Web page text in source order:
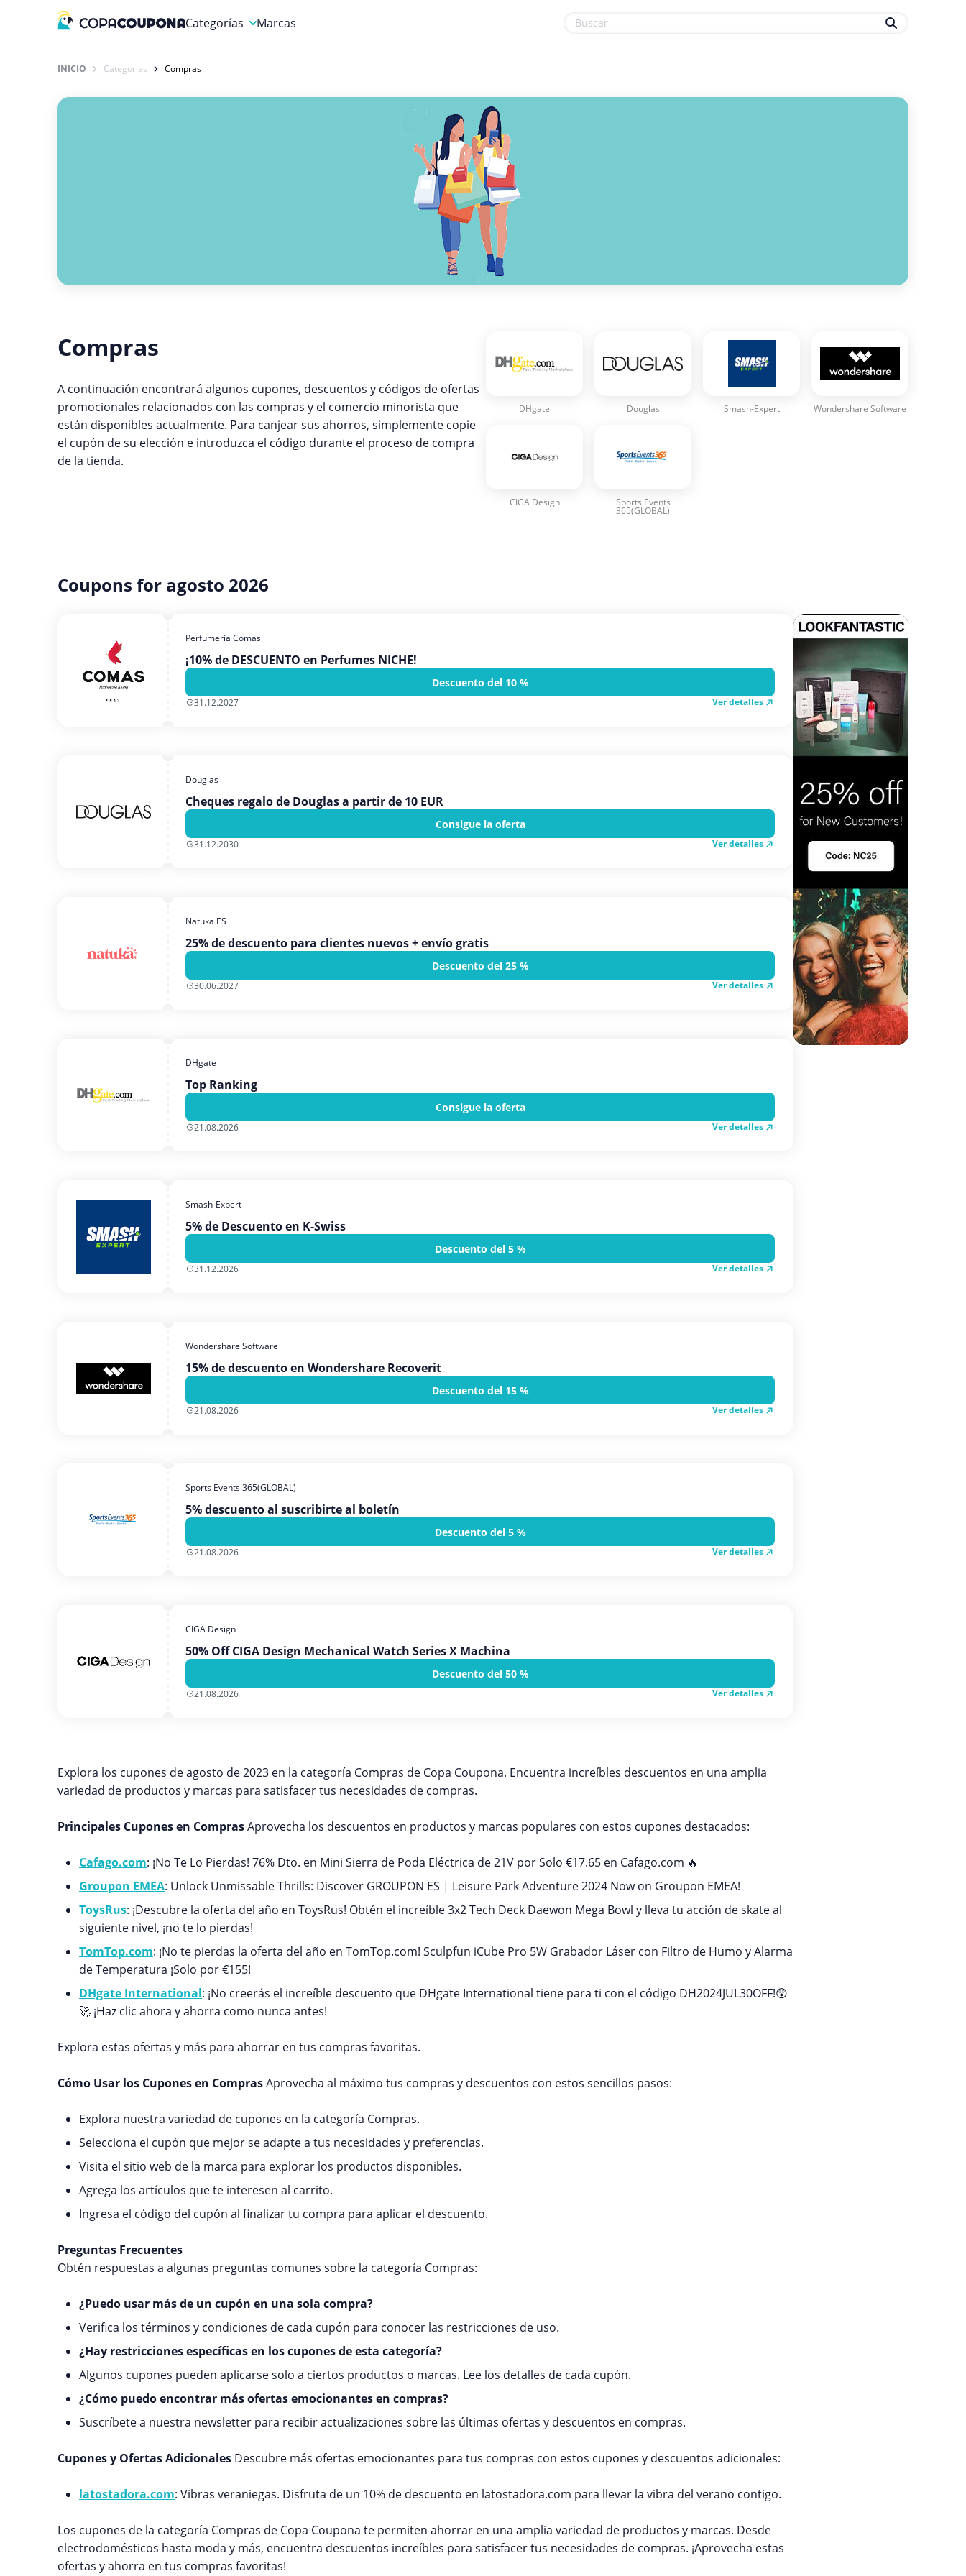
Categorías
Compras Juegos
Medios y entretenimiento
Moda y Complementos
Oficina, fotografía e impresión
Regalos y flores
Varios
Viajes
Marcas
INICIO Categorias Compras
Compras
A continuación encontrará algunos cupones, descuentos y códigos de ofertas
promocionales relacionados con las compras y el comercio minorista que
están disponibles actualmente. Para canjear sus ahorros, simplemente copie
el cupón de su elección e introduzca el código durante el proceso de compra
de la tienda.
DHgate Douglas Smash-Expert Wondershare Software
CIGA Design Sports Events
365(GLOBAL)
Coupons for agosto 2026
Perfumería Comas
¡10% de DESCUENTO en Perfumes NICHE!
Descuento del 10 %
31.12.2027 Ver detalles
Douglas
Cheques regalo de Douglas a partir de 10 EUR
Consigue la oferta
31.12.2030 Ver detalles
Natuka ES
25% de descuento para clientes nuevos + envío gratis
Descuento del 25 %
30.06.2027 Ver detalles
DHgate
Top Ranking
Consigue la oferta
21.08.2026 Ver detalles
Smash-Expert
5% de Descuento en K-Swiss
Descuento del 5 %
31.12.2026 Ver detalles
Wondershare Software
15% de descuento en Wondershare Recoverit
Descuento del 15 %
21.08.2026 Ver detalles
Sports Events 365(GLOBAL)
5% descuento al suscribirte al boletín
Descuento del 5 %
21.08.2026 Ver detalles
CIGA Design
50% Off CIGA Design Mechanical Watch Series X Machina
Descuento del 50 %
21.08.2026 Ver detalles
Explora los cupones de agosto de 2023 en la categoría Compras de Copa Coupona. Encuentra increíbles descuentos en una amplia
variedad de productos y marcas para satisfacer tus necesidades de compras.
Principales Cupones en ComprasAprovecha los descuentos en productos y marcas populares con estos cupones destacados:
Cafago.com: ¡No Te Lo Pierdas! 76% Dto. en Mini Sierra de Poda Eléctrica de 21V por Solo €17.65 en Cafago.com 🔥
Groupon EMEA: Unlock Unmissable Thrills: Discover GROUPON ES | Leisure Park Adventure 2024 Now on Groupon EMEA!
ToysRus: ¡Descubre la oferta del año en ToysRus! Obtén el increíble 3x2 Tech Deck Daewon Mega Bowl y lleva tu acción de skate al
siguiente nivel, ¡no te lo pierdas!
TomTop.com: ¡No te pierdas la oferta del año en TomTop.com! Sculpfun iCube Pro 5W Grabador Láser con Filtro de Humo y Alarma
de Temperatura ¡Solo por €155!
DHgate International: ¡No creerás el increíble descuento que DHgate International tiene para ti con el código DH2024JUL30OFF!😲
🚀 ¡Haz clic ahora y ahorra como nunca antes!
Explora estas ofertas y más para ahorrar en tus compras favoritas.
Cómo Usar los Cupones en ComprasAprovecha al máximo tus compras y descuentos con estos sencillos pasos:
Explora nuestra variedad de cupones en la categoría Compras.
Selecciona el cupón que mejor se adapte a tus necesidades y preferencias.
Visita el sitio web de la marca para explorar los productos disponibles.
Agrega los artículos que te interesen al carrito.
Ingresa el código del cupón al finalizar tu compra para aplicar el descuento.
Preguntas Frecuentes
Obtén respuestas a algunas preguntas comunes sobre la categoría Compras:
¿Puedo usar más de un cupón en una sola compra?
Verifica los términos y condiciones de cada cupón para conocer las restricciones de uso.
¿Hay restricciones específicas en los cupones de esta categoría?
Algunos cupones pueden aplicarse solo a ciertos productos o marcas. Lee los detalles de cada cupón.
¿Cómo puedo encontrar más ofertas emocionantes en compras?
Suscríbete a nuestra newsletter para recibir actualizaciones sobre las últimas ofertas y descuentos en compras.
Cupones y Ofertas Adicionales Descubre más ofertas emocionantes para tus compras con estos cupones y descuentos adicionales:
latostadora.com: Vibras veraniegas. Disfruta de un 10% de descuento en latostadora.com para llevar la vibra del verano contigo.
Los cupones de la categoría Compras de Copa Coupona te permiten ahorrar en una amplia variedad de productos y marcas. Desde
electrodomésticos hasta moda y más, encuentra descuentos increíbles para satisfacer tus necesidades de compras. ¡Aprovecha estas
ofertas y ahorra en tus compras favoritas!